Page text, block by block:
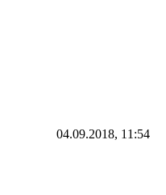
04.09.2018, 11:54